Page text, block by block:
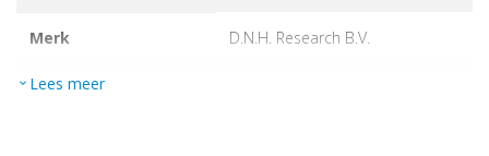
Merk d.n.h. research b.v.
EAN
expand_more Lees meer